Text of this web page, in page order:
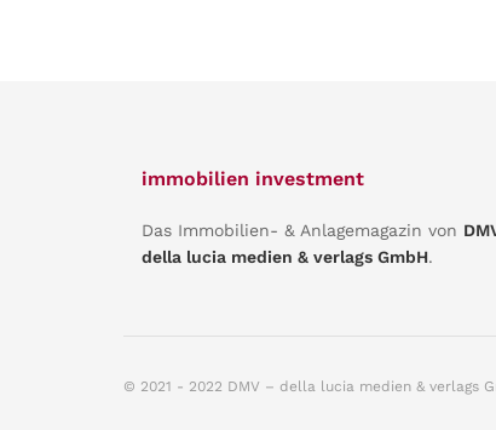
immobilien investment
Das Immobilien- & Anlagemagazin von
della lucia medien & verlags GmbH.
© 2021 - 2022 DMV – della lucia medien & verlags